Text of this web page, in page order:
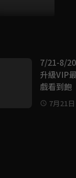
7/21-8/
升級VIP
戲看到飽
7月21日